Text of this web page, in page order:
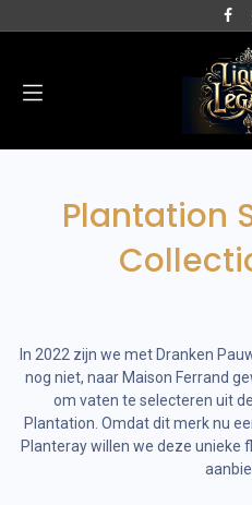
Plantation
In 2022 zijn we met Dranken
nog niet, naar Maison Ferrand
om vaten te selecteren uit
Plantation. Omdat dit merk nu
Planteray willen we deze unieke